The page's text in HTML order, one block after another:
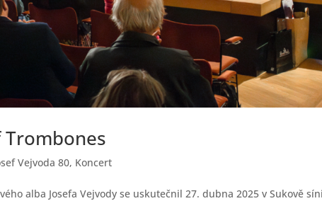
Vejvoda 80, Koncert
alba Josefa Vejvody se uskutečnil 27. dubna 2025 v Sukově